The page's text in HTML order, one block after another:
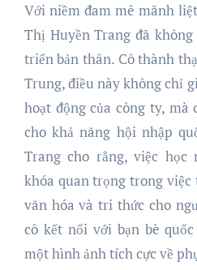
Với niềm đam mê mãnh
Thị Huyền Trang đã
triển bản thân. Cô thành
Trung, điều này không chỉ
hoạt động của công ty,
cho khả năng hội nhập
Trang cho rằng, việc
khóa quan trọng trong
văn hóa và tri thức cho
cô kết nối với bạn bè
một hình ảnh tích cực về